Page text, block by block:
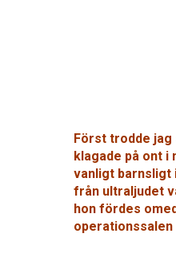
Först trodde
klagade på ont i
vanligt barnsligt
från ultraljudet
hon fördes
operationssalen